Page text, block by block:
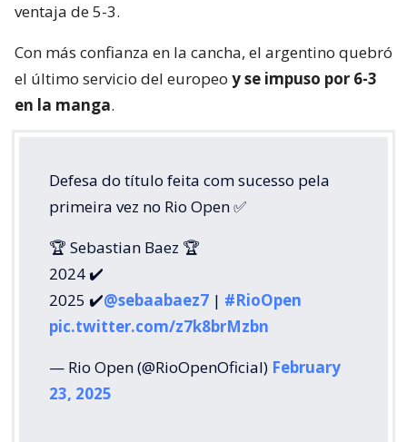
ventaja de 5-3.
Con más confianza en la cancha, el argentino quebró
el último servicio del europeo y se impuso por 6-3
en la manga.
Defesa do título feita com sucesso pela
primeira vez no Rio Open ✅
🏆 Sebastian Baez 🏆
2024 ✔️
2025 ✔️@sebaabaez7 | #RioOpen
pic.twitter.com/z7k8brMzbn
— Rio Open (@RioOpenOficial) February
23, 2025